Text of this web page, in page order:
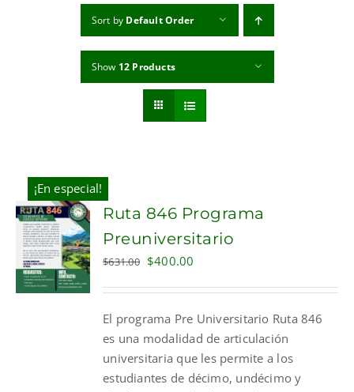
Sort by Default Order
Show 12 Products
¡En especial!
ADD TO
CART
Ruta 846 Programa
Preuniversitario
$631.00 Original
$631.00.
$400.00
$400.00.
El programa Pre Universitario Ruta 846
es una modalidad de articulación
universitaria que les permite a los
estudiantes de décimo, undécimo y